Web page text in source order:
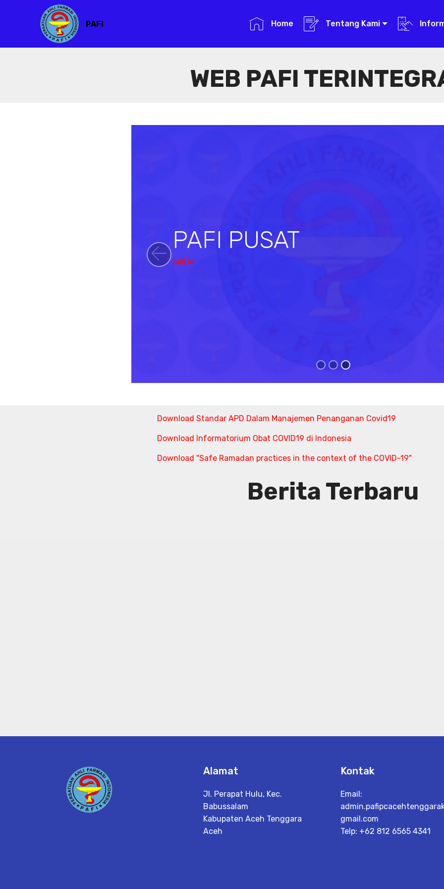
PAFI Home Tentang Kami
WEB PAFI
PAFI PUSAT
pafi.id
Previous
Download Standar APD Dalam Manajemen Penanganan Covid19
Download Informatorium Obat COVID19 di Indonesia
Download "Safe Ramadan practices in the context of the COVID-19"
Berita Terbaru
Alamat
Jl. Perapat Hulu, Kec.
Babussalam
Kabupaten Aceh Tenggara
Aceh
Kontak
Email:
gmail.com
Telp: +62 812 6565 4341